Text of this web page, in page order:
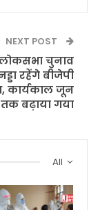
NEXT POST
चुनाव
रहेंगे बीजेपी
कार्यकाल जून
बढ़ाया गया
All